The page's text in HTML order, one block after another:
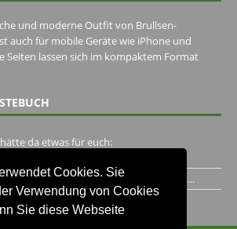
Cookies. Sie
Verwendung von Cookies
Sie diese Webseite
und moderne Outfit von Brullsen-
auch für mobile Geräte wie iPhone und
Seiten lassen sich im kompaktem Format
da etwas für euch:
Hugo Pape verbracht..Habe ihn...